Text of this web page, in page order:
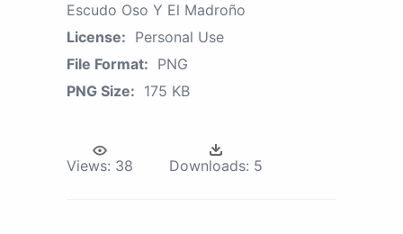
Escudo Oso Y El Madroño
License: Personal Use
File Format: PNG
PNG Size: 175 KB
Views: 38 Downloads: 5